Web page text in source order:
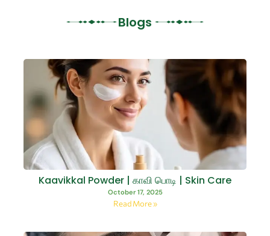
Blogs
Kaavikkal Powder | காவி பொடி | Skin Care
October 17, 2025
Read More »